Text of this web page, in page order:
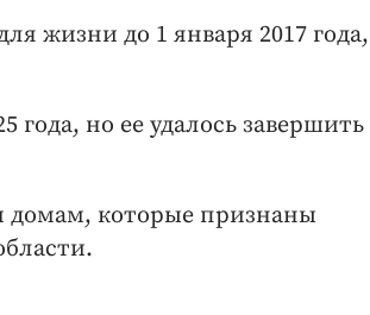
жизни до 1 января 2017 года,
но ее удалось завершить
домам, которые признаны